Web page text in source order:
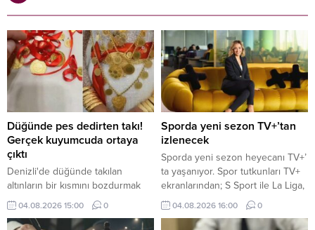
Düğünde pes dedirten takı!
Gerçek kuyumcuda ortaya
çıktı
Denizli'de düğünde takılan
altınların bir kısmını bozdurmak
için kuyumcuya giden damat,
karşılaştığı manzara karşısında
04.08.2026 15:00 0
Sporda yeni sezon TV+’tan
izlenecek
Sporda yeni sezon heyecanı TV+’
ta yaşanıyor. Spor tutkunları TV+
ekranlarından; S Sport ile La Liga,
Serie A, NBA, EuroLeague, UFC
ve MotoGP, tabii Spor ile seçili
04.08.2026 16:00 0